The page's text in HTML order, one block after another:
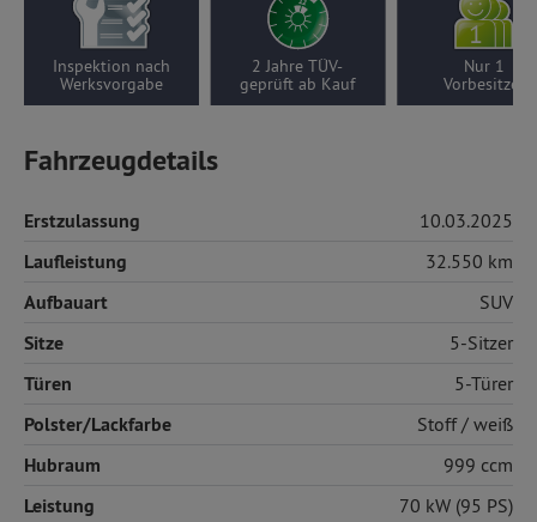
Inspektion nach
Werksvorgabe
2 Jahre TÜV-
geprüft ab Kauf
Nur 1
Vorbesitzer
Fahrzeugdetails
Erstzulassung 10.03.2025
Laufleistung 32.550 km
Aufbauart SUV
Sitze 5-Sitzer
Türen 5-Türer
Polster/Lackfarbe Stoff/ weiß
Hubraum 999 ccm
Leistung 70 kW (95 PS)